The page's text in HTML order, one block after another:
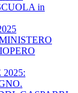
in